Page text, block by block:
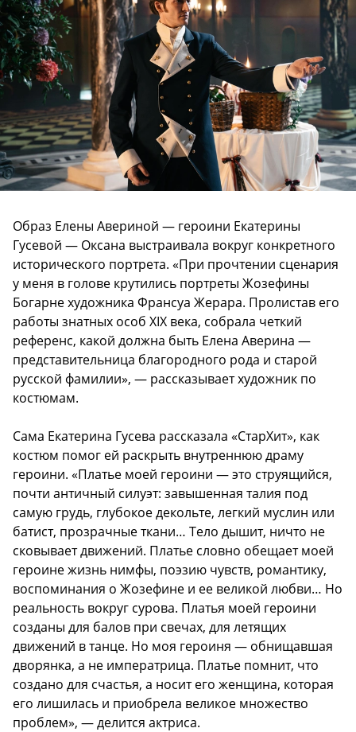
Образ Елены Авериной — героини Екатерины
Гусевой — Оксана выстраивала вокруг конкретного
исторического портрета. «При прочтении сценария
у меня в голове крутились портреты Жозефины
Богарне художника Франсуа Жерара. Пролистав его
работы знатных особ XIX века, собрала четкий
референс, какой должна быть Елена Аверина —
представительница благородного рода и старой
русской фамилии», — рассказывает художник по
костюмам.
Сама Екатерина Гусева рассказала «СтарХит», как
костюм помог ей раскрыть внутреннюю драму
героини. «Платье моей героини — это струящийся,
почти античный силуэт: завышенная талия под
самую грудь, глубокое декольте, легкий муслин или
батист, прозрачные ткани… Тело дышит, ничто не
сковывает движений. Платье словно обещает моей
героине жизнь нимфы, поэзию чувств, романтику,
воспоминания о Жозефине и ее великой любви… Но
реальность вокруг сурова. Платья моей героини
созданы для балов при свечах, для летящих
движений в танце. Но моя героиня — обнищавшая
дворянка, а не императрица. Платье помнит, что
создано для счастья, а носит его женщина, которая
его лишилась и приобрела великое множество
проблем», — делится актриса.